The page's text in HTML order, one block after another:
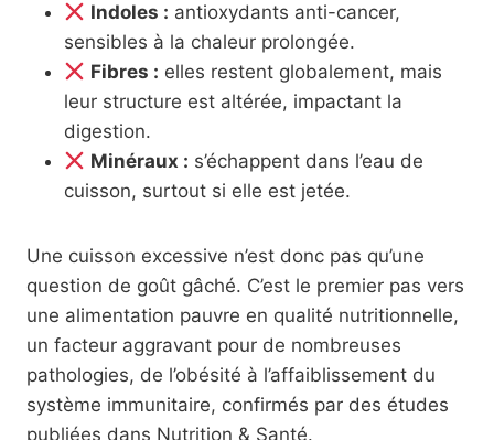
Indoles : antioxydants anti-cancer,
sensibles à la chaleur prolongée.
Fibres : elles restent globalement, mais
leur structure est altérée, impactant la
digestion.
Minéraux : s’échappent dans l’eau de
cuisson, surtout si elle est jetée.
Une cuisson excessive n’est donc pas qu’une
question de goût gâché. C’est le premier pas vers
une alimentation pauvre en qualité nutritionnelle,
un facteur aggravant pour de nombreuses
pathologies, de l’obésité à l’affaiblissement du
système immunitaire, confirmés par des études
publiées dans Nutrition & Santé.